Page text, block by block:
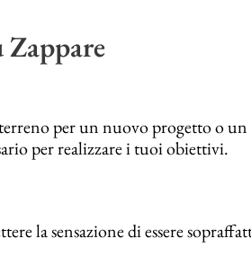
per un nuovo progetto o
per realizzare i tuoi obiettivi.
la sensazione di essere